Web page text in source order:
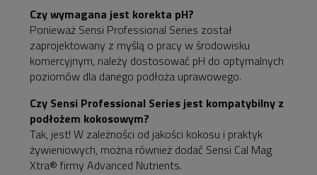
Czy wymagana jest korekta pH?
Ponieważ Sensi Professional Series został
zaprojektowany z myślą o pracy w środowisku
komercyjnym, należy dostosować pH do optymalnych
poziomów dla danego podłoża uprawowego.
Czy Sensi Professional Series jest kompatybilny z
podłożem kokosowym?
Tak, jest! W zależności od jakości kokosu i praktyk
żywieniowych, można również dodać Sensi Cal Mag
Xtra® firmy Advanced Nutrients.